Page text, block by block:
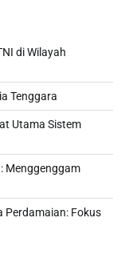
di Wilayah
Tenggara
Utama Sistem
Menggenggam
Perdamaian: Fokus